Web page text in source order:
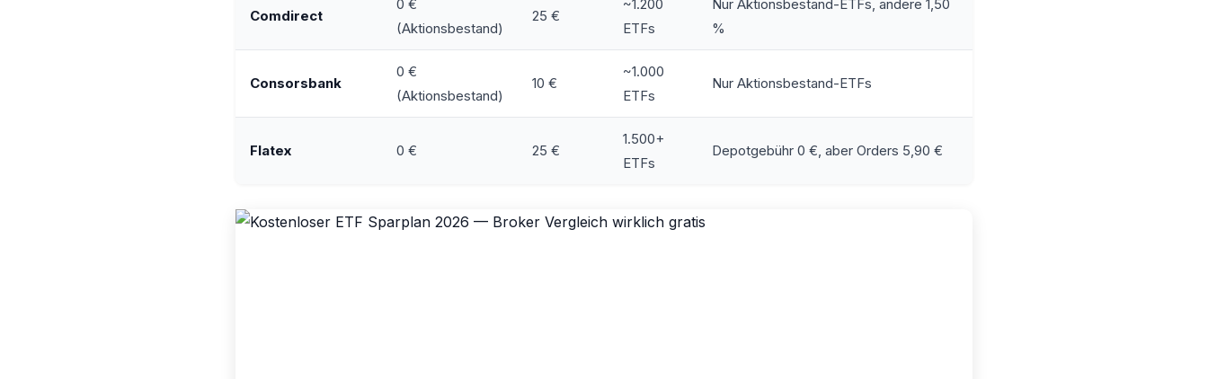
Comdirect
0 €
(Aktionsbestand)
25 €
~1.200
ETFs
Nur Aktionsbestand-ETFs, andere 1,50
%
Consorsbank
0 €
(Aktionsbestand)
10 €
~1.000
ETFs
Nur Aktionsbestand-ETFs
Flatex 0 € 25 €
1.500+
ETFs
Depotgebühr 0 €, aber Orders 5,90 €